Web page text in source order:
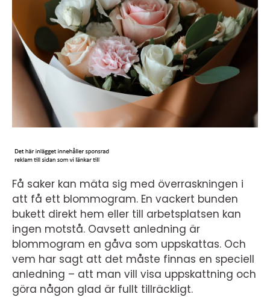
Få saker kan mäta sig med överraskningen i
att få ett blommogram. En vackert bunden
bukett direkt hem eller till arbetsplatsen kan
ingen motstå. Oavsett anledning är
blommogram en gåva som uppskattas. Och
vem har sagt att det måste finnas en speciell
anledning – att man vill visa uppskattning och
göra någon glad är fullt tillräckligt.